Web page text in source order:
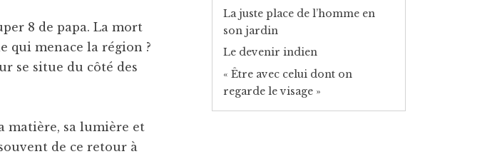
8 de papa. La mort
qui menace la région ?
se situe du côté des
matière, sa lumière et
de ce retour à
La juste place de l’homme en
son jardin
Le devenir indien
« Être avec celui dont on
regarde le visage »